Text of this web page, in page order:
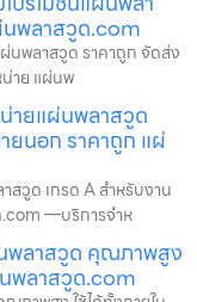
นพลาสวูด.com
นพลาสวูด ราคาถูก จัดส่ง
าย แผ่นพ
ายแผ่นพลาสวูด
ยนอก ราคาถูก แผ่
สวูด เกรด A สำหรับงาน
.com —บริการจำห
นพลาสวูด คุณภาพสูง
นพลาสวูด.com